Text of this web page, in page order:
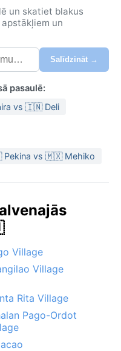
un skatiet blakus
un
Salīdzināt →
pasaulē:
vs 🇮🇳 Deli
vs 🇲🇽 Mehiko
Village
Village
Rita Village
Pago-Ordot